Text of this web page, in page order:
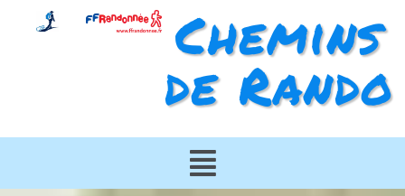
Chemins
de Rando